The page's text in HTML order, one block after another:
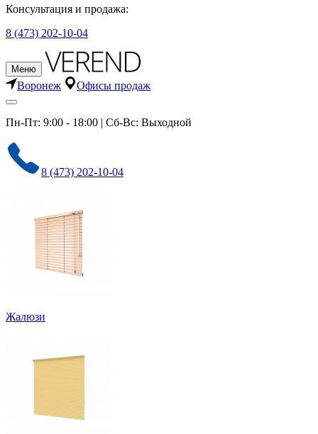
Консультация и продажа:
8 (473) 202-10-04
Меню
Воронеж Офисы продаж
Пн-Пт: 9:00 - 18:00 | Сб-Вс: Выходной
8 (473) 202-10-04
Жалюзи